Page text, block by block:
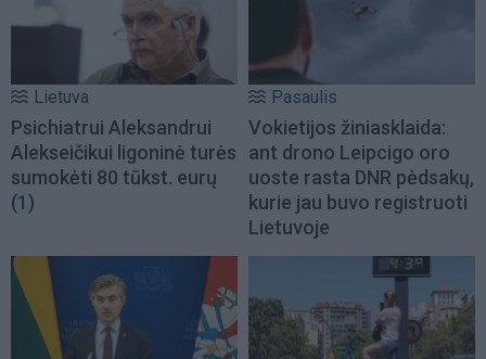
Lietuva
Psichiatrui Aleksandrui
Alekseičikui ligoninė turės
sumokėti 80 tūkst. eurų
(1)
Pasaulis
Vokietijos žiniasklaida:
ant drono Leipcigo oro
uoste rasta DNR pėdsakų,
kurie jau buvo registruoti
Lietuvoje